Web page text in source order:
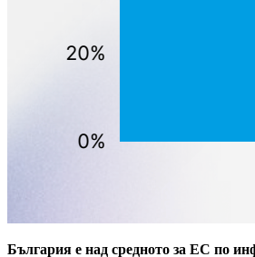
България е над средното за ЕС по